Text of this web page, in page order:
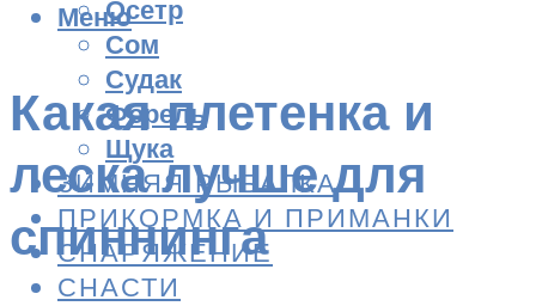
Осетр
Сом
Судак
Форель
Щука
ЗИМНЯЯ РЫБАЛКА
ПРИКОРМКА И ПРИМАНКИ
СНАРЯЖЕНИЕ
СНАСТИ
Меню
Какая плетенка и
леска лучше для
спиннинга